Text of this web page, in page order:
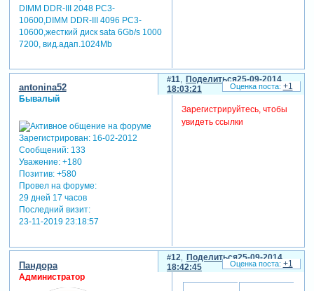
DIMM DDR-III 2048 РC3-
10600,DIMM DDR-III 4096 РC3-
10600,жесткий диск sata 6Gb/s 1000
7200, вид.адап.1024Mb
Поделиться
11
25-09-2014
18:03:21
antonina52
Бывалый
Зарегистрирован: 16-02-2012
Сообщений:133
Уважение: +180
Позитив: +580
Провел на форуме:
29 дней 17 часов
Последний визит:
23-11-2019 23:18:57
Зарегистрируйтесь, чтобы
увидеть ссылки
+1
Поделиться
12
25-09-2014
18:42:45
Пандора
Администратор
+1